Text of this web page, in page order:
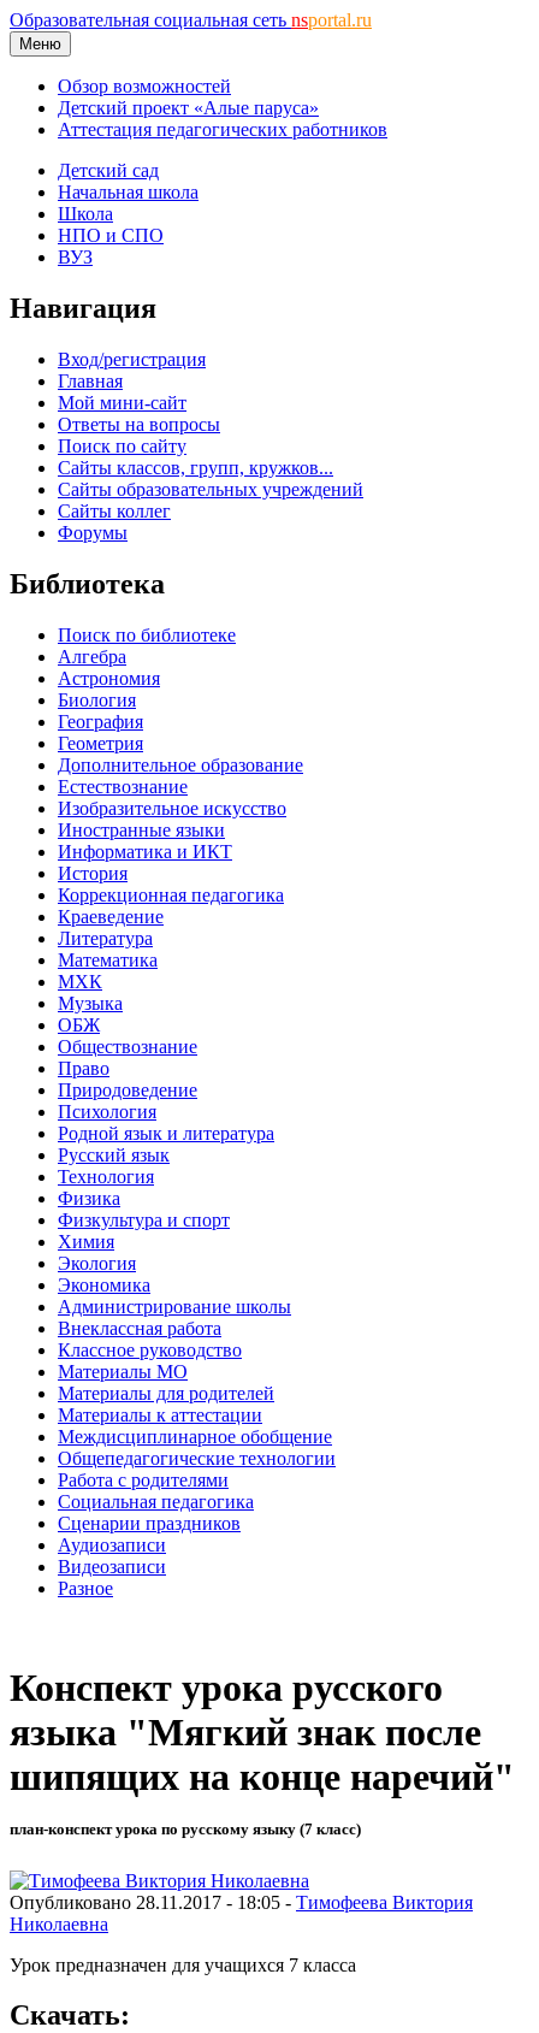
Образовательная социальная сеть nsportal.ru
Меню
Обзор возможностей
Детский проект «Алые паруса»
Аттестация педагогических работников
Детский сад
Начальная школа
Школа
НПО и СПО
ВУЗ
Навигация
Вход/регистрация
Главная
Мой мини-сайт
Ответы на вопросы
Поиск по сайту
Сайты классов, групп, кружков...
Сайты образовательных учреждений
Сайты коллег
Форумы
Библиотека
Поиск по библиотеке
Алгебра
Астрономия
Биология
География
Геометрия
Дополнительное образование
Естествознание
Изобразительное искусство
Иностранные языки
Информатика и ИКТ
История
Коррекционная педагогика
Краеведение
Литература
Математика
МХК
Музыка
ОБЖ
Обществознание
Право
Природоведение
Психология
Родной язык и литература
Русский язык
Технология
Физика
Физкультура и спорт
Химия
Экология
Экономика
Администрирование школы
Внеклассная работа
Классное руководство
Материалы МО
Материалы для родителей
Материалы к аттестации
Междисциплинарное обобщение
Общепедагогические технологии
Работа с родителями
Социальная педагогика
Сценарии праздников
Аудиозаписи
Видеозаписи
Разное
Конспект урока русского
языка "Мягкий знак после
шипящих на конце наречий"
план-конспект урока по русскому языку (7 класс)
Опубликовано 28.11.2017 - 18:05 - Тимофеева Виктория
Николаевна
Урок предназначен для учащихся 7 класса
Скачать: